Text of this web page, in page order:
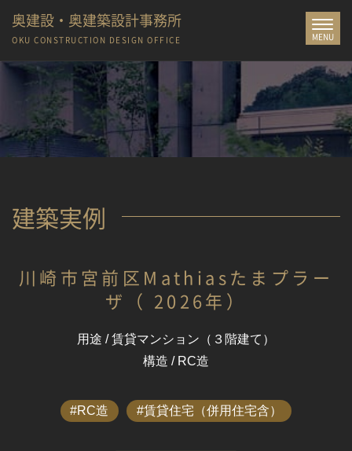
Toggle
MENU
奥建設・奥建築設計事務所
OKU CONSTRUCTION DESIGN OFFICE
建築実例
川崎市宮前区Mathiasたまプラー
ザ（ 2026年）
用途 / 賃貸マンション（３階建て）
構造 / RC造
RC造 賃貸住宅（併用住宅含）